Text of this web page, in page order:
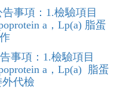
事項：1.檢驗項目
a，Lp(a) 脂蛋
事項：1.檢驗項目
a，Lp(a) 脂蛋
代檢